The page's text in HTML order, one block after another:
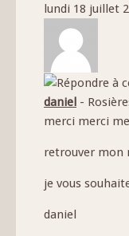
lundi 18 juillet
daniel -
merci merci
retrouver mon
je vous
daniel